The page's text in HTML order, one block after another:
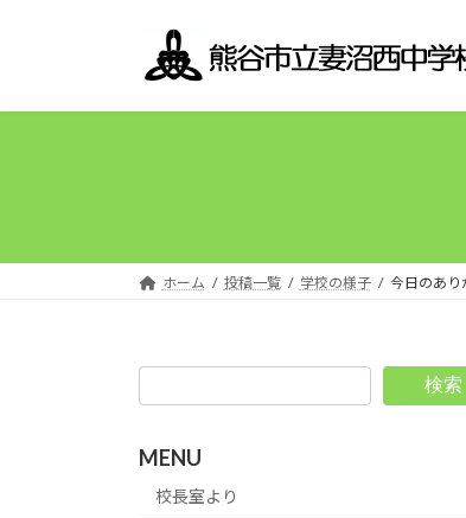
プ
動
ホーム 投稿一覧 学校の様子 今日のあ
検索
MENU
校長室より